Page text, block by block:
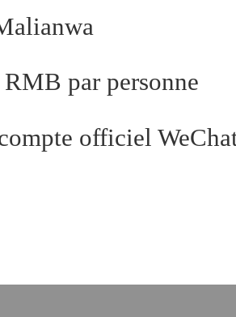
par personne
officiel